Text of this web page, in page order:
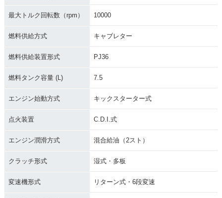
マイナーチェンジ
マイナーチェンジ
最大トルク回転数（rpm） 10000
燃料供給方式 キャブレター
燃料供給装置形式 PJ36
燃料タンク容量 (L) 7.5
エンジン始動方式 キックスターター式
点火装置 C.D.I.式
エンジン潤滑方式 混合給油（2スト）
クラッチ形式 湿式・多板
変速機形式 リターン式・6段変速